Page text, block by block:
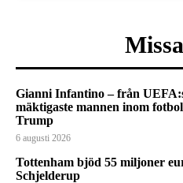
Gianni Infantino – från
mäktigaste mannen inom
Trump
6 augusti 2026
Tottenham bjöd 55 miljoner
Schjelderup